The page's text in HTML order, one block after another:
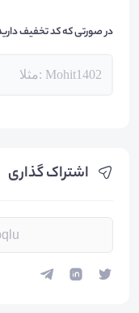
اشتراک گذاری
در صورتی که کد تخفیف